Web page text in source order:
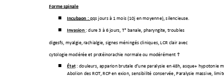
Forme spinale
Incubation : qqs jours à 1 mois (10j en moyenne), silencieuse.
Invasion : dure 3 à 6 jours, T° banale, pharyngite, troubles
digestifs, myalgie, rachialgie, signes méningés cliniques, LCR clair avec
cytologie modérée et protéinorachie normale ou modérément 
État : douleurs, apparition brutale d’une paralysie en 48h, flasque+ hypotonie
Abolition des ROT, RCP en flexion, sensibilité conservée , Paralysie massive,